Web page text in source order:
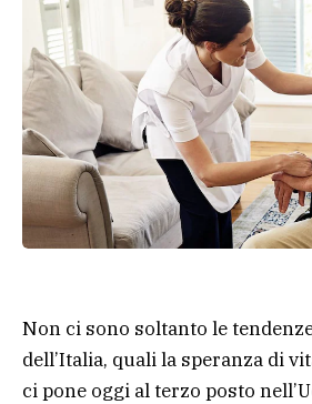
Non ci sono soltanto le
dell’Italia, quali la speranza di
ci pone oggi al terzo posto